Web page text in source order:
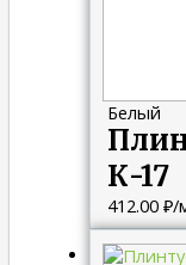
Белый
К-17
412.00 ₽/